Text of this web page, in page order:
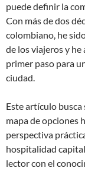
puede definir la
Con más de dos
colombiano, he
de los viajeros y
primer paso para
ciudad.
Este artículo
mapa de opciones
perspectiva
hospitalidad
lector con el